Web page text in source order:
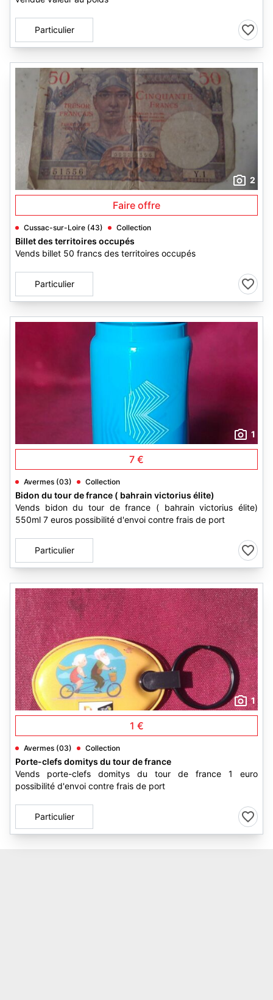
Particulier
2
Faire offre
Cussac-sur-Loire (43) Collection
Billet des territoires occupés
Vends billet 50 francs des territoires occupés
Particulier
1
7 €
Avermes (03) Collection
Bidon du tour de france ( bahrain victorius élite)
Vends bidon du tour de france ( bahrain victorius élite)
550ml 7 euros possibilité d'envoi contre frais de port
Particulier
1
1 €
Avermes (03) Collection
Porte-clefs domitys du tour de france
Vends porte-clefs domitys du tour de france 1 euro
possibilité d'envoi contre frais de port
Particulier